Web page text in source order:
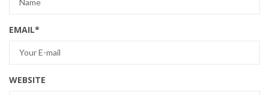
EMAIL*
WEBSITE